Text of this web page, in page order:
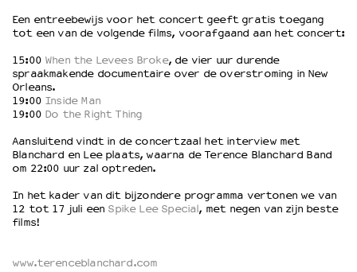
Duurzaamheid
Ruimte voor artistieke vrijheid – VNPF
Een entreebewijs voor het concert geeft gratis toegang
tot een van de volgende films, voorafgaand aan het concert:
15:00 When the Levees Broke, de vier uur durende
spraakmakende documentaire over de overstroming in New
Orleans.
19:00 Inside Man
19:00 Do the Right Thing
Aansluitend vindt in de concertzaal het interview met
Blanchard en Lee plaats, waarna de Terence Blanchard Band
om 22:00 uur zal optreden.
In het kader van dit bijzondere programma vertonen we van
12 tot 17 juli een Spike Lee Special, met negen van zijn beste
films!
www.terenceblanchard.com